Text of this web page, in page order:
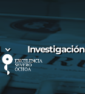
Investigación